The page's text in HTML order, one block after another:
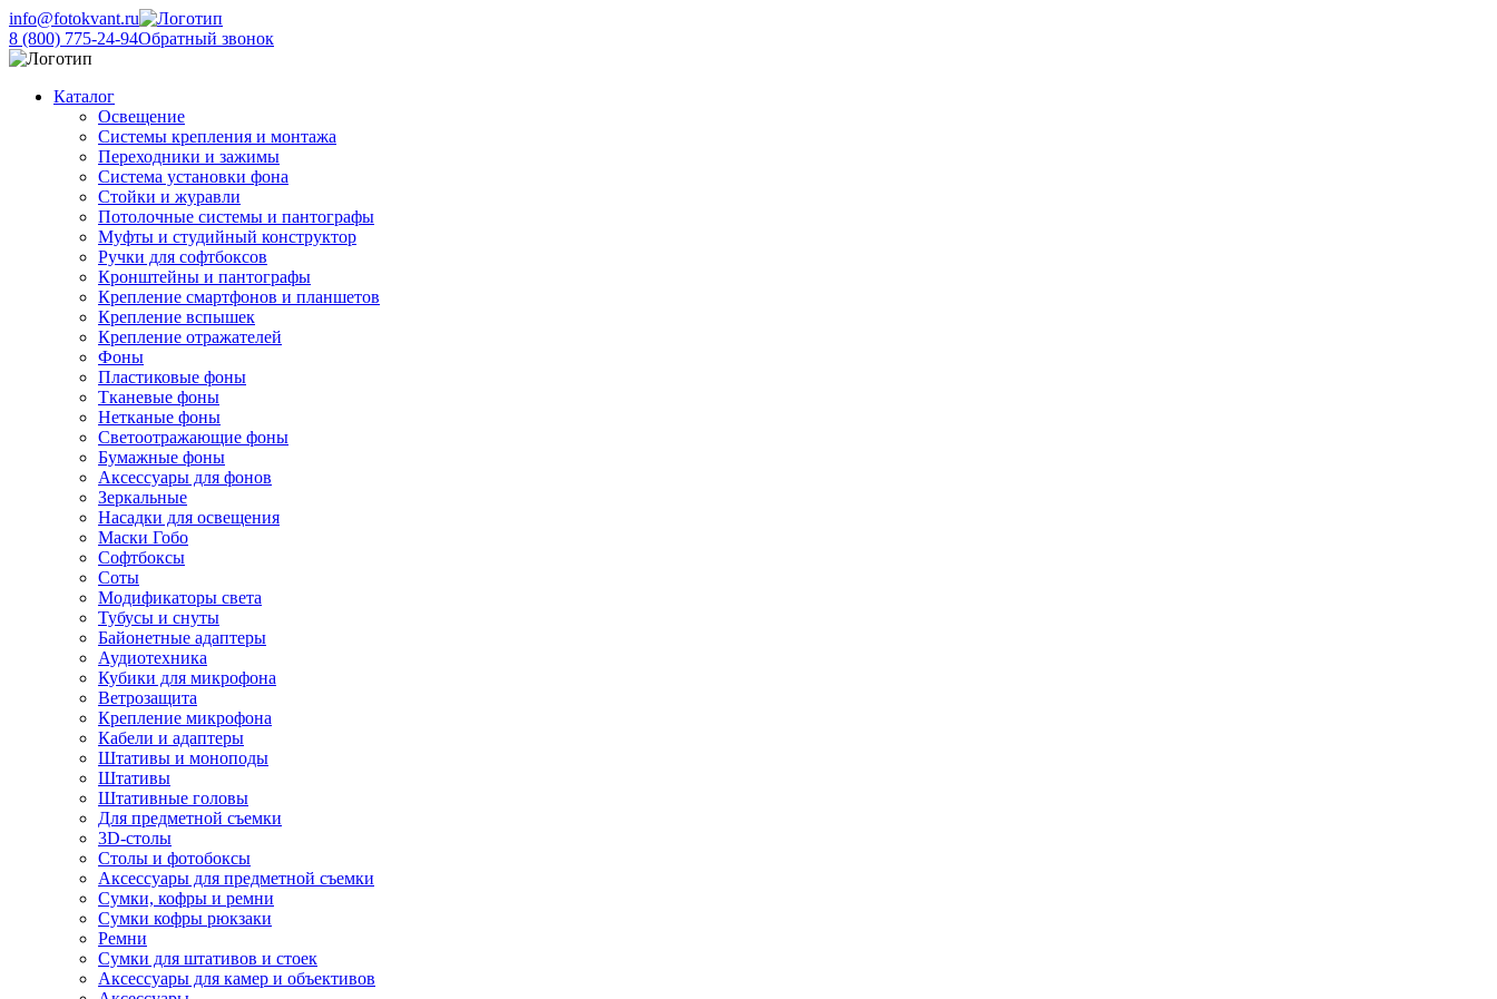
info@fotokvant.ru
8 (800) 775-24-94Обратный звонок
Каталог
Освещение
Системы крепления и монтажа
Переходники и зажимы
Система установки фона
Стойки и журавли
Потолочные системы и пантографы
Муфты и студийный конструктор
Ручки для софтбоксов
Кронштейны и пантографы
Крепление смартфонов и планшетов
Крепление вспышек
Крепление отражателей
Фоны
Пластиковые фоны
Тканевые фоны
Нетканые фоны
Светоотражающие фоны
Бумажные фоны
Аксессуары для фонов
Зеркальные
Насадки для освещения
Маски Гобо
Софтбоксы
Соты
Модификаторы света
Тубусы и снуты
Байонетные адаптеры
Аудиотехника
Кубики для микрофона
Ветрозащита
Крепление микрофона
Кабели и адаптеры
Штативы и моноподы
Штативы
Штативные головы
Для предметной съемки
3D-столы
Столы и фотобоксы
Аксессуары для предметной съемки
Сумки, кофры и ремни
Сумки кофры рюкзаки
Ремни
Сумки для штативов и стоек
Аксессуары для камер и объективов